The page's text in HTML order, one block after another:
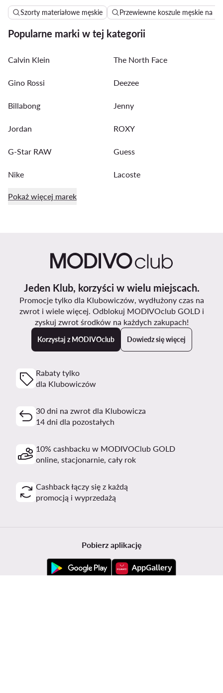
Szorty materiałowe męskie Przewiewne koszule męskie na
Popularne marki w tej kategorii
Calvin Klein The North Face
Gino Rossi Deezee
Billabong Jenny
Jordan ROXY
G-Star RAW Guess
Nike Lacoste
Pokaż więcej marek
Jeden Klub, korzyści w wielu miejscach.
Promocje tylko dla Klubowiczów, wydłużony czas na
zwrot i wiele więcej. Odblokuj MODIVOclub GOLD i
zyskuj zwrot środków na każdych zakupach!
Korzystaj z MODIVOclub Dowiedz się więcej
Rabaty tylko
dla Klubowiczów
30 dni na zwrot dla Klubowicza
14 dni dla pozostałych
10% cashbacku w MODIVOClub GOLD
online, stacjonarnie, cały rok
Cashback łączy się z każdą
promocją i wyprzedażą
Pobierz aplikację